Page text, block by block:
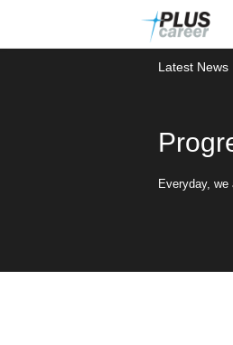
뉴
토
Latest News
Everyday, we